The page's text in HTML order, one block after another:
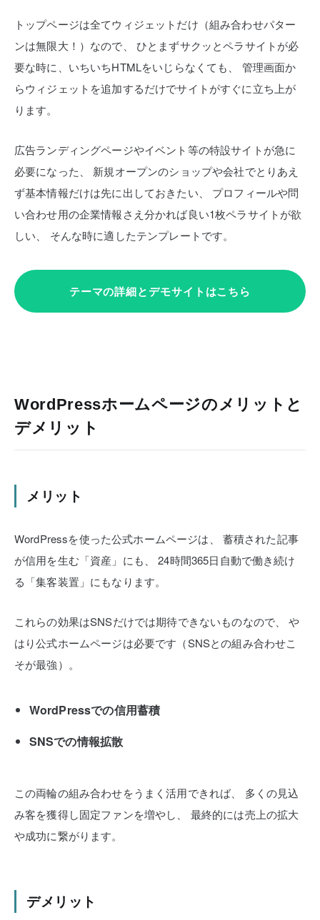
トップページは全てウィジェットだけ（組み合わせパター
ンは無限大！）なので、
ひとまずサクッとペラサイトが必
要な時に、いちいちHTMLをいじらなくても、
管理画面か
らウィジェットを追加するだけでサイトがすぐに立ち上が
ります。
広告ランディングページやイベント等の特設サイトが急に
必要になった、
新規オープンのショップや会社でとりあえ
ず基本情報だけは先に出しておきたい、
プロフィールや問
い合わせ用の企業情報さえ分かれば良い1枚ペラサイトが欲
しい、
そんな時に適したテンプレートです。
テーマの詳細とデモサイトはこちら
WordPressホームページのメリットと
デメリット
メリット
WordPressを使った公式ホームページは、
蓄積された記事
が信用を生む「資産」にも、
24時間365日自動で働き続け
る「集客装置」にもなります。
これらの効果はSNSだけでは期待できないものなので、
や
はり公式ホームページは必要です（SNSとの組み合わせこ
そが最強）。
WordPressでの信用蓄積
SNSでの情報拡散
この両輪の組み合わせをうまく活用できれば、
多くの見込
み客を獲得し固定ファンを増やし、
最終的には売上の拡大
や成功に繋がります。
デメリット